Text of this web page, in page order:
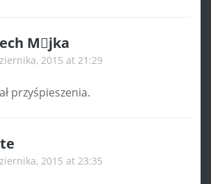
Mjka
2015 at 21:29
przyśpieszenia.
2015 at 23:35